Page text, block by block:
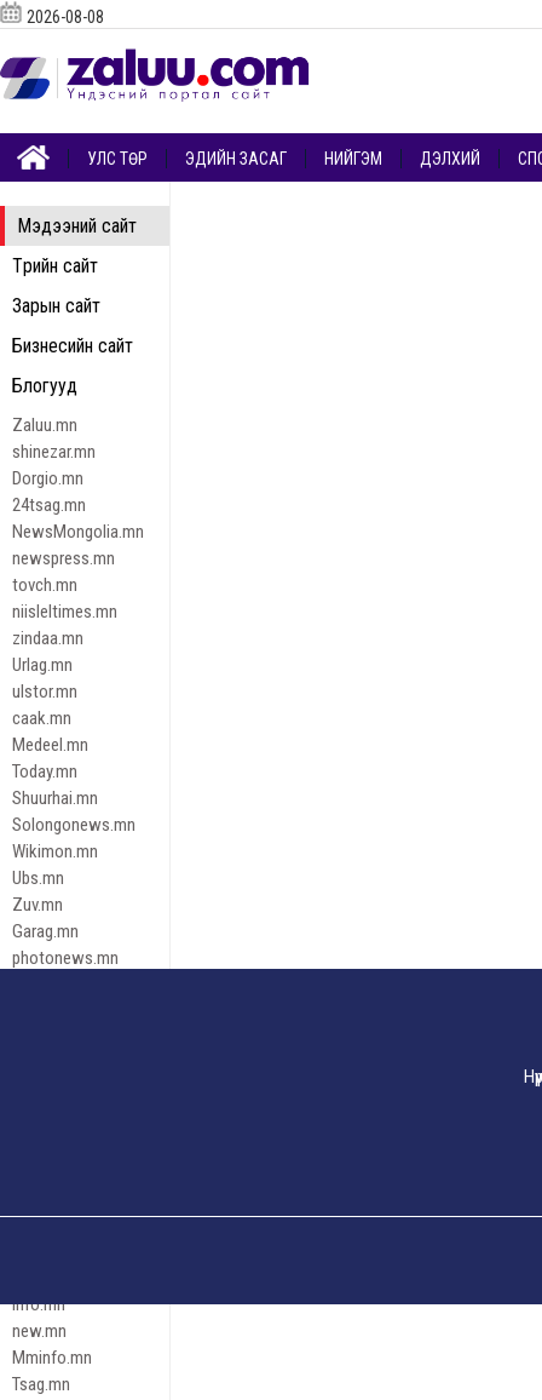
Мэдээний сайт
Төрийн сайт
Зарын сайт
Бизнесийн сайт
Блогууд
Zaluu.mn
shinezar.mn
Dorgio.mn
24tsag.mn
NewsMongolia.mn
newspress.mn
tovch.mn
niisleltimes.mn
zindaa.mn
Urlag.mn
ulstor.mn
caak.mn
Medeel.mn
Today.mn
Shuurhai.mn
Solongonews.mn
Wikimon.mn
Ubs.mn
Zuv.mn
Garag.mn
photonews.mn
Эрх зүй
info.mn
new.mn
Mminfo.mn
Tsag.mn
2026-08-08
УЛС ТӨР ЭДИЙН ЗАСАГ НИЙГЭМ ДЭЛХИЙ